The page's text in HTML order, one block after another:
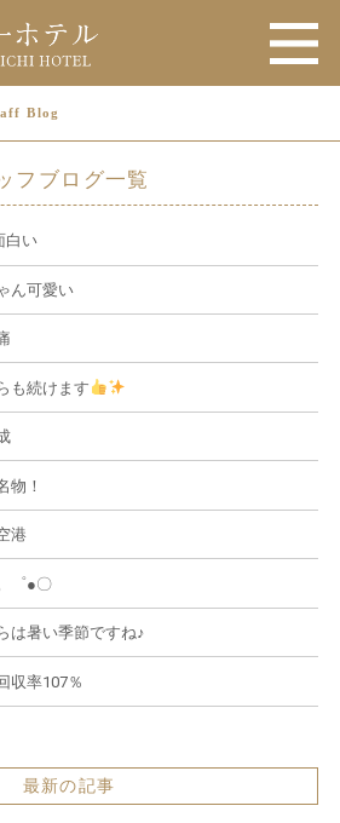
Blog
フブログ一覧
白い
ん可愛い
も続けます
物！
港
゜●〇
は暑い季節ですね♪
収率107％
最新の記事